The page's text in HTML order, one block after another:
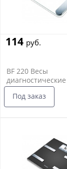
114 руб.
BF 220 Весы
диагностические
Под заказ